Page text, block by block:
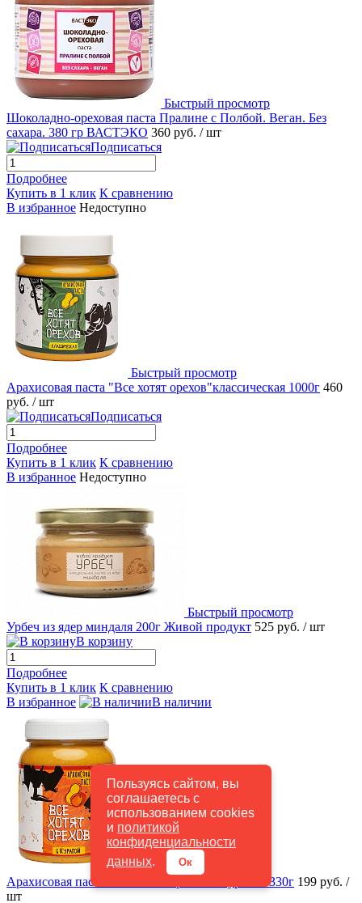
Пользуясь сайтом, вы
соглашаетесь с
использованием cookies
и политикой
конфиденциальности
данных. Ок
Быстрый просмотр
Шоколадно-ореховая паста Пралине с Полбой. Веган. Без
сахара. 380 гр ВАСТЭКО 360 руб. / шт
Подписаться
Подробнее
Купить в 1 клик К сравнению
В избранное Недоступно
Быстрый просмотр
Арахисовая паста "Все хотят орехов"классическая 1000г 460
руб. / шт
Подписаться
Подробнее
Купить в 1 клик К сравнению
В избранное Недоступно
Быстрый просмотр
Урбеч из ядер миндаля 200г Живой продукт 525 руб. / шт
В корзину
Подробнее
Купить в 1 клик К сравнению
В избранное
В наличии
Быстрый просмотр
Арахисовая паста "Все хотят орехов"с курагой 330г 199 руб. /
шт